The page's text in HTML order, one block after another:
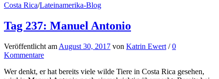
Costa Rica/Lateinamerika-Blog
Tag 237: Manuel Antonio
Veröffentlicht am August 30, 2017 von Katrin Ewert /0
Kommentare
Wer denkt, er hat bereits viele wilde Tiere in Costa Rica gesehen,